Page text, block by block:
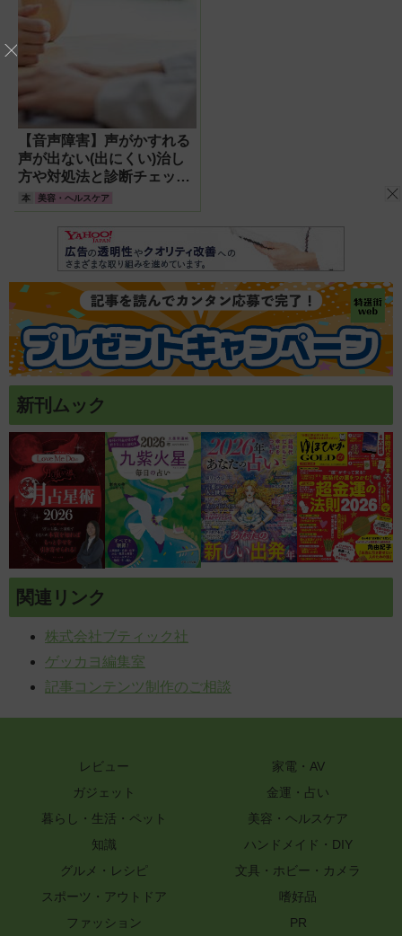
【音声障害】声がかすれる
声が出ない(出にくい)治し
方や対処法と診断チェック
リスト(専門医療機関一覧)
本 美容・ヘルスケア
新刊ムック
関連リンク
株式会社ブティック社
ゲッカヨ編集室
記事コンテンツ制作のご相談
レビュー
家電・AV
ガジェット
金運・占い
暮らし・生活・ペット
美容・ヘルスケア
知識
ハンドメイド・DIY
グルメ・レシピ
文具・ホビー・カメラ
スポーツ・アウトドア
嗜好品
ファッション
PR